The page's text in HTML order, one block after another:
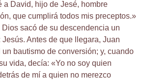
a David, hijo de Jesé, hombre
que cumplirá todos mis preceptos.»
sacó de su descendencia un
Antes de que llegara, Juan
bautismo de conversión; y, cuando
vida, decía: «Yo no soy quien
de mí a quien no merezco